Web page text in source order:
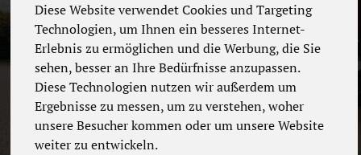
Diese Website verwendet Cookies und Targeting
Technologien, um Ihnen ein besseres Internet-
Erlebnis zu ermöglichen und die Werbung, die Sie
sehen, besser an Ihre Bedürfnisse anzupassen.
Diese Technologien nutzen wir außerdem um
Ergebnisse zu messen, um zu verstehen, woher
unsere Besucher kommen oder um unsere Website
weiter zu entwickeln.
LIEFERVERSCHIEBUNG